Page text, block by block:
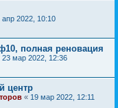
апр 2022, 10:10
полная реновация
23 мар 2022, 12:36
центр
« 19 мар 2022, 12:11